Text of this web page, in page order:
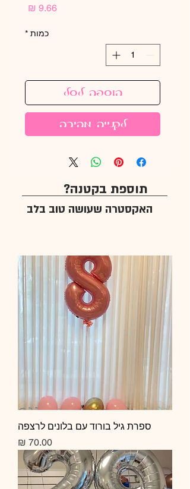
כמות *
הוספה לסל
לקנייה מהירה
תוספת בקטנה?
האקסטרה שעושה טוב בלב
ספרת גיל בורוד עם בלונים לרצפה
מחיר